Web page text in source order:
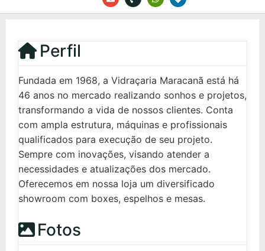
Perfil
Fundada em 1968, a Vidraçaria Maracanã está há
46 anos no mercado realizando sonhos e projetos,
transformando a vida de nossos clientes. Conta
com ampla estrutura, máquinas e profissionais
qualificados para execução de seu projeto.
Sempre com inovações, visando atender a
necessidades e atualizações dos mercado.
Oferecemos em nossa loja um diversificado
showroom com boxes, espelhos e mesas.
Fotos